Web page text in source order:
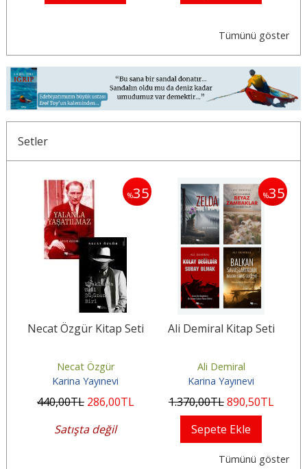
Tümünü göster
Setler
%35
Necat Özgür Kitap Seti
Necat Özgür
Karina Yayınevi
440,00TL 286,00TL
Satışta değil
%35
Ali Demiral Kitap Seti
Ali Demiral
Karina Yayınevi
1.370,00TL890,50TL
Sepete Ekle
Tümünü göster